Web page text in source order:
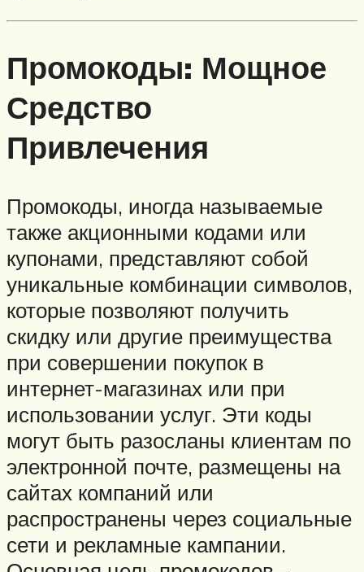
Промокоды: Мощное
Средство
Привлечения
Промокоды, иногда называемые
также акционными кодами или
купонами, представляют собой
уникальные комбинации символов,
которые позволяют получить
скидку или другие преимущества
при совершении покупок в
интернет-магазинах или при
использовании услуг. Эти коды
могут быть разосланы клиентам по
электронной почте, размещены на
сайтах компаний или
распространены через социальные
сети и рекламные кампании.